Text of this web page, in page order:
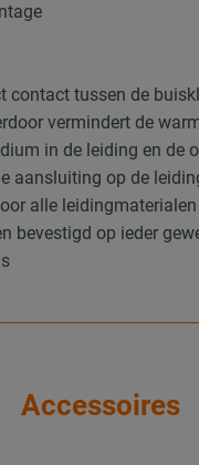
contact tussen de
vermindert de
in de leiding en de
aansluiting op de
alle leidingmaterialen
bevestigd op ieder
Accessoires